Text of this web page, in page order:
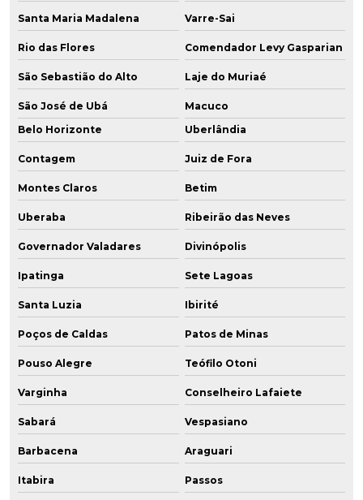
Santa Maria Madalena Varre-Sai
Rio das Flores Comendador Levy Gasparian
São Sebastião do Alto Laje do Muriaé
São José de Ubá
Macuco
Belo Horizonte
Uberlândia
Contagem Juiz de Fora
Montes Claros Betim
Uberaba Ribeirão das Neves
Governador Valadares Divinópolis
Ipatinga Sete Lagoas
Santa Luzia Ibirité
Poços de Caldas Patos de Minas
Pouso Alegre Teófilo Otoni
Varginha Conselheiro Lafaiete
Sabará Vespasiano
Barbacena Araguari
Itabira Passos